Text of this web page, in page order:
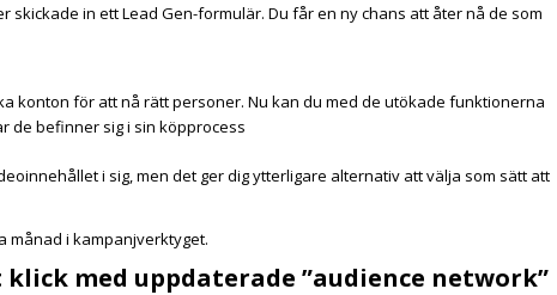
in ett Lead Gen-formulär. Du får en ny chans att åter nå de som
konton för att nå rätt personer. Nu kan du med de utökade funktionerna
de befinner sig i sin köpprocess
i sig, men det ger dig ytterligare alternativ att välja som sätt att
månad i kampanjverktyget.
med uppdaterade ”audience network”